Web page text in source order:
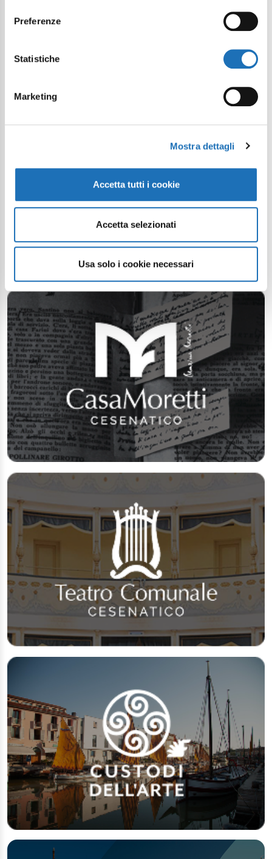
Preferenze
Statistiche
Marketing
Mostra dettagli
Accetta tutti i cookie
Accetta selezionati
Usa solo i cookie necessari